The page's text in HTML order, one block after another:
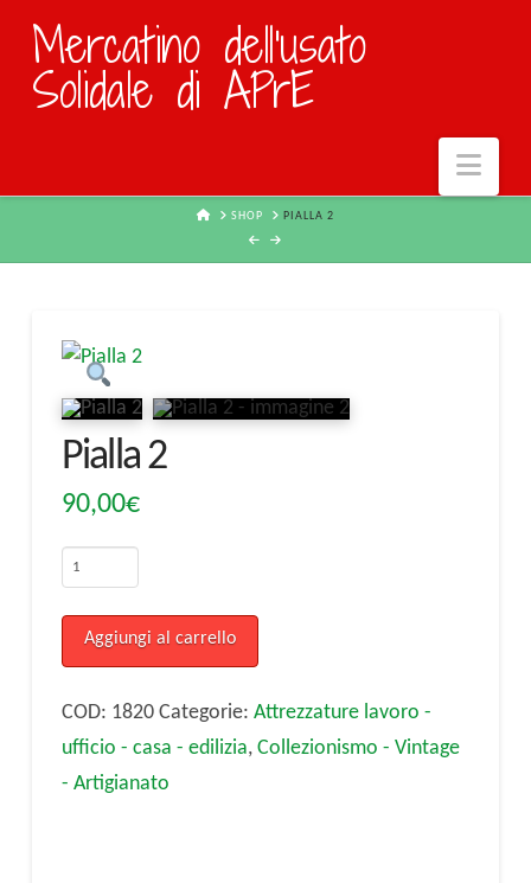
Mercatino dell'usato
Solidale di APrE
HOMESHOP PIALLA 2
Pialla 2
90,00€
Pialla
quantità
Aggiungi al carrello
COD: 1820 Categorie: Attrezzature lavoro -
ufficio - casa - edilizia, Collezionismo - Vintage
- Artigianato